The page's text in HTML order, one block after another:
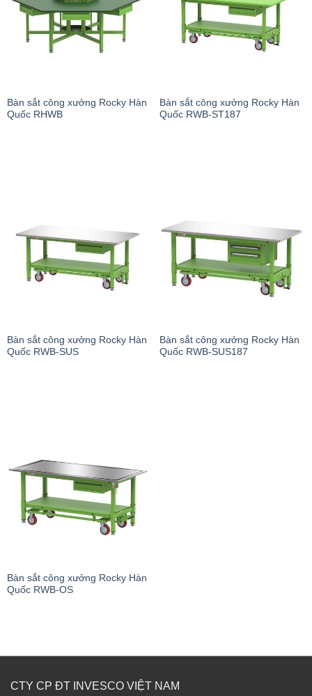
Bàn sắt công xưởng Rocky Hàn
Quốc RHWB
Bàn sắt công xưởng Rocky Hàn
Quốc RWB-ST187
Bàn sắt công xưởng Rocky Hàn
Quốc RWB-SUS
Bàn sắt công xưởng Rocky Hàn
Quốc RWB-SUS187
Bàn sắt công xưởng Rocky Hàn
Quốc RWB-OS
CTY CP ĐT INVESCO VIỆT NAM